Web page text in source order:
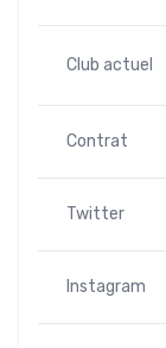
Club actuel
Contrat
Twitter
Instagram